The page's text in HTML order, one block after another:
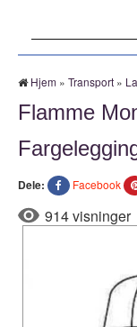
Hjem » Transport »
Flamme
Dele: Facebook
914 visninger